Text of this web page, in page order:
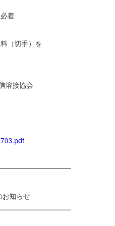
着
（切手）を
接協会
知らせ